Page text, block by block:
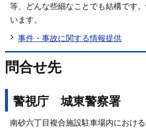
等、どんな些細なことでも結構です
います。
事件・事故に関する情報提供
問合せ先
警視庁 城東警察署
南砂六丁目複合施設駐車場内におけ